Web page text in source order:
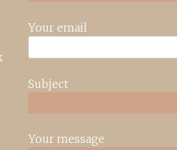
Your email
Subject
Your message